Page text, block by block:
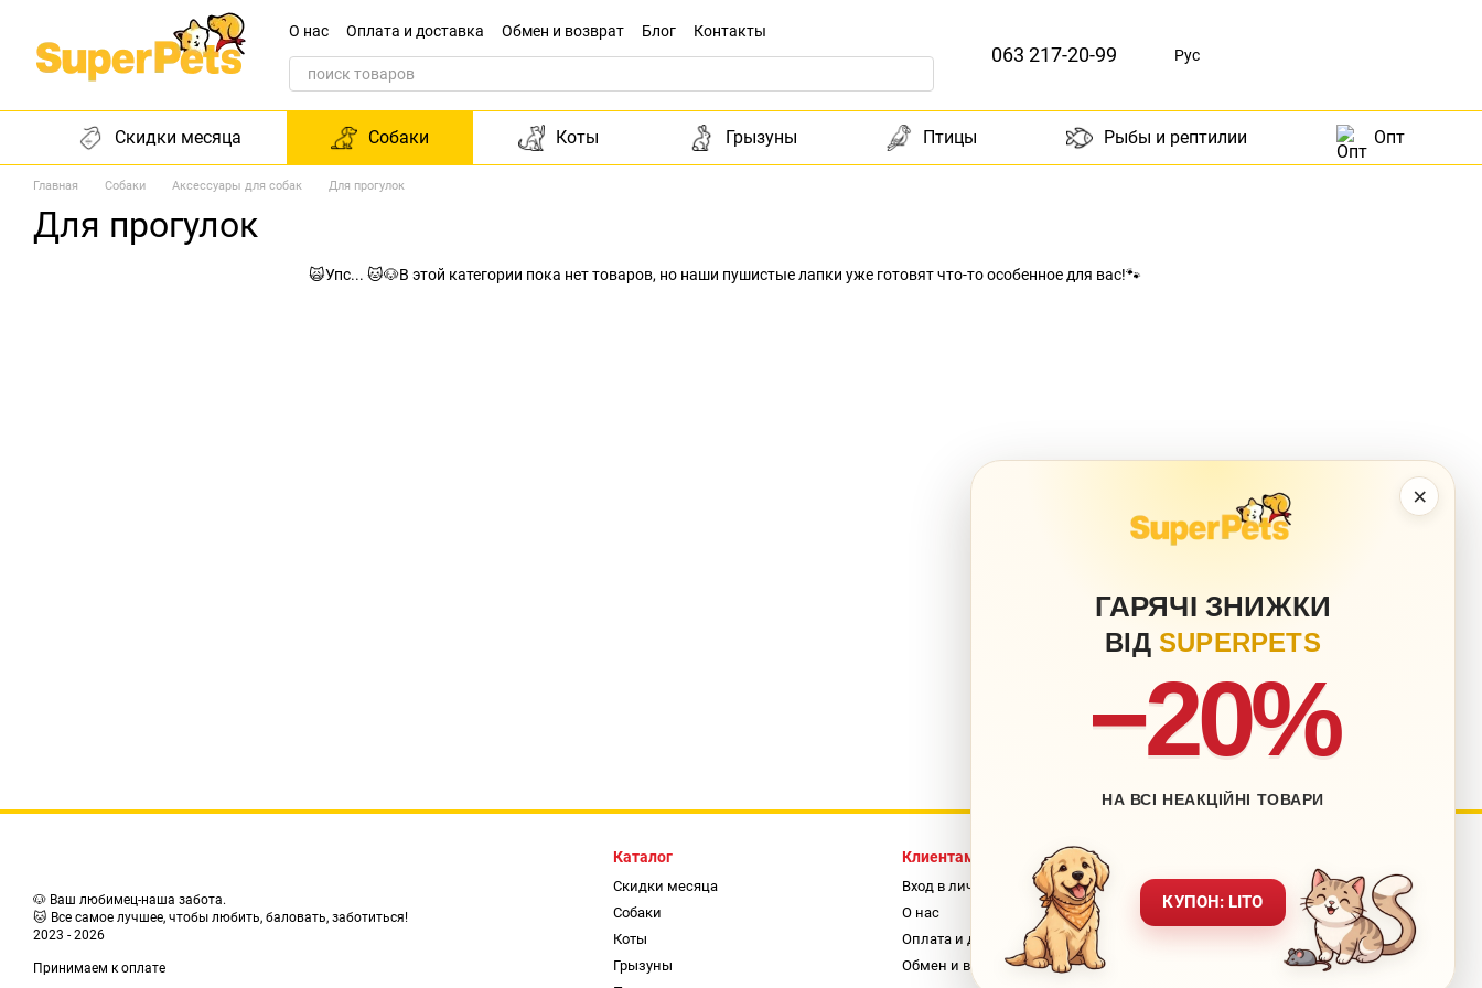
Перейти к основному контенту
×
ГАРЯЧІ ЗНИЖКИ
ВІД SUPERPETS
−20%
НА ВСІ НЕАКЦІЙНІ ТОВАРИ
КУПОН: LITO
О нас Оплата и доставка Обмен и возврат Блог
Контакты
Обращение к директору
063 217-20-99 Рус
Скидки месяца Собаки Коты Грызуны Птицы Рыбы и рептилии Опт
Главная Собаки Аксессуары для собак Для прогулок
Для прогулок
🙀Упс... 🐱🐶В этой категории пока нет товаров, но наши пушистые лапки уже готовят что-то особенное для вас!🐾
🐶 Ваш любимец-наша забота.
🐱 Все самое лучшее, чтобы любить, баловать, заботиться!
2023 - 2026
Принимаем к оплате
Каталог
Скидки месяца
Собаки
Коты
Грызуны
Клиентам
Вход в личный кабинет
О нас
Оплата и доставка
Обмен и возврат
Контакты
Обращение к директору